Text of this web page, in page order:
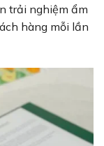
trải nghiệm ẩm
hàng mỗi lần